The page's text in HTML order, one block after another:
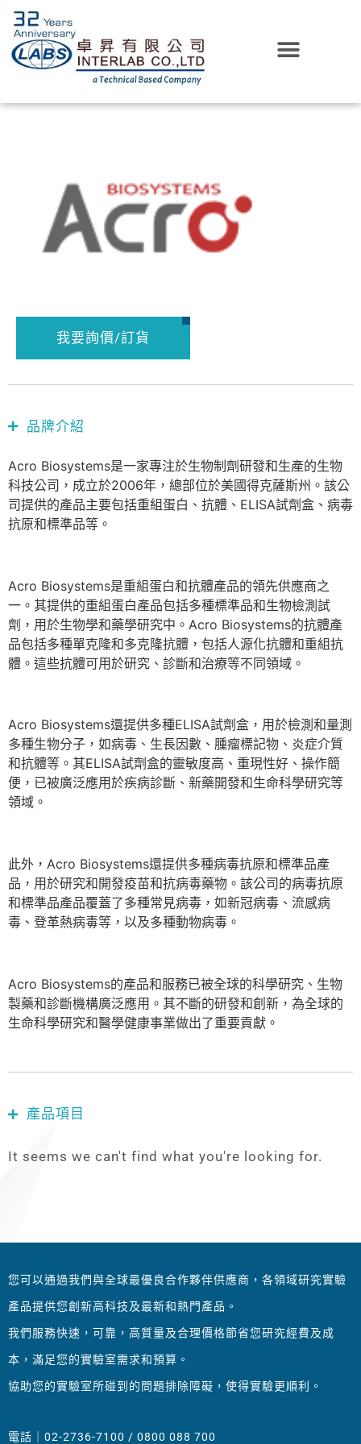
我要詢價/訂貨
品牌介紹
Acro Biosystems是一家專注於生物制劑研發和生產的生物
科技公司，成立於2006年，總部位於美國得克薩斯州。該公
司提供的產品主要包括重組蛋白、抗體、ELISA試劑盒、病毒
抗原和標準品等。
Acro Biosystems是重組蛋白和抗體產品的領先供應商之
一。其提供的重組蛋白產品包括多種標準品和生物檢測試
劑，用於生物學和藥學研究中。Acro Biosystems的抗體產
品包括多種單克隆和多克隆抗體，包括人源化抗體和重組抗
體。這些抗體可用於研究、診斷和治療等不同領域。
Acro Biosystems還提供多種ELISA試劑盒，用於檢測和量測
多種生物分子，如病毒、生長因數、腫瘤標記物、炎症介質
和抗體等。其ELISA試劑盒的靈敏度高、重現性好、操作簡
便，已被廣泛應用於疾病診斷、新藥開發和生命科學研究等
領域。
此外，Acro Biosystems還提供多種病毒抗原和標準品產
品，用於研究和開發疫苗和抗病毒藥物。該公司的病毒抗原
和標準品產品覆蓋了多種常見病毒，如新冠病毒、流感病
毒、登革熱病毒等，以及多種動物病毒。
Acro Biosystems的產品和服務已被全球的科學研究、生物
製藥和診斷機構廣泛應用。其不斷的研發和創新，為全球的
生命科學研究和醫學健康事業做出了重要貢獻。
產品項目
It seems we can't find what you're looking for.
您可以通過我們與全球最優良合作夥伴供應商，各領域研究實驗
產品提供您創新高科技及最新和熱門產品。
我們服務快速，可靠，高質量及合理價格節省您研究經費及成
本，滿足您的實驗室需求和預算。
協助您的實驗室所碰到的問題排除障礙，使得實驗更順利。
電話｜02-2736-7100 / 0800 088 700